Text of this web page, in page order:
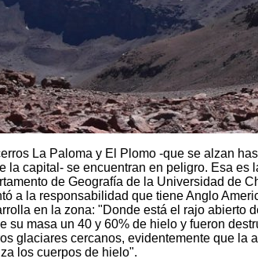
La Paloma y El Plomo -que se alzan
la capital- se encuentran en peligro. Esa es
de Geografía de la Universidad de
a la responsabilidad que tiene Anglo
en la zona: "Donde está el rajo abierto
su masa un 40 y 60% de hielo y fueron
glaciares cercanos, evidentemente que la
los cuerpos de hielo".